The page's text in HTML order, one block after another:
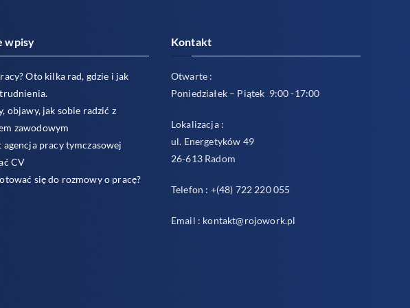
wpisy
Oto kilka rad, gdzie i jak
objawy, jak sobie radzić z
zawodowym
agencja pracy tymczasowej
CV
się do rozmowy o pracę?
Kontakt
Otwarte :
Poniedziałek – Piątek 9:00 -17:00
Lokalizacja :
ul. Energetyków 49
26-613 Radom
Telefon : +(48) 722 220 055
Email : kontakt@rojowork.pl